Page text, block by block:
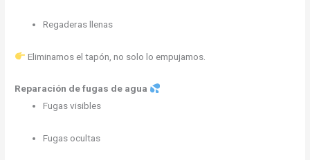
Regaderas llenas
Eliminamos el tapón, no solo lo empujamos.
Reparación de fugas de agua
Fugas visibles
Fugas ocultas